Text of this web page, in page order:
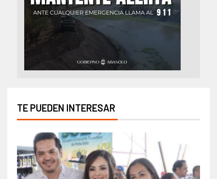
TE PUEDEN INTERESAR